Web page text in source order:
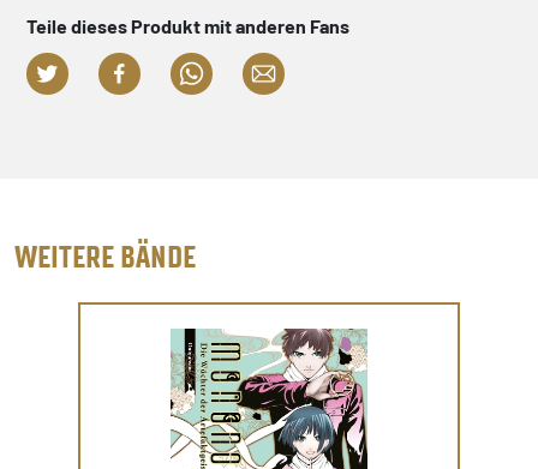
Teile dieses Produkt mit anderen Fans
WEITERE BÄNDE